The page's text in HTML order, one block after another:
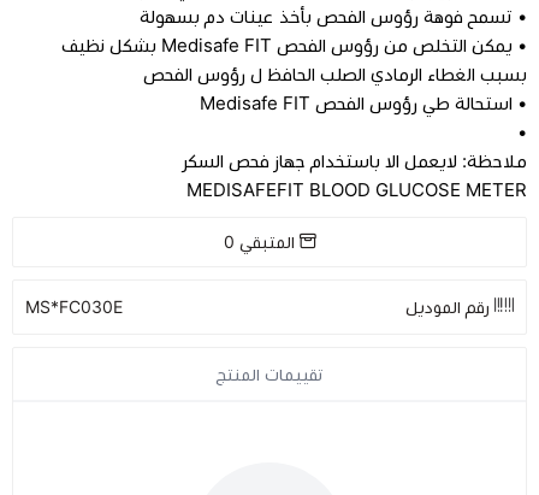
• تسمح فوهة رؤوس الفحص بأخذ عينات دم بسهولة
• يمكن التخلص من رؤوس الفحص Medisafe FIT بشكل نظيف
بسبب الغطاء الرمادي الصلب الحافظ ل رؤوس الفحص
• استحالة طي رؤوس الفحص Medisafe FIT
•
ملاحظة: لايعمل الا باستخدام جهاز فحص السكر
MEDISAFEFIT BLOOD GLUCOSE METER
المتبقي 0
رقم الموديل MS*FC030E
تقييمات المنتج